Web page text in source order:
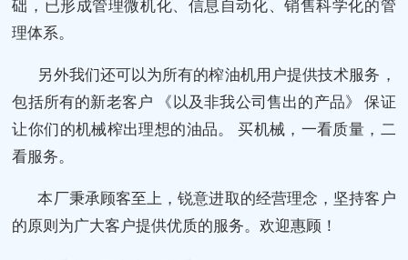
础，已形成管理微机化、信息自动化、销售科学化的管
理体系。
另外我们还可以为所有的榨油机用户提供技术服务，
包括所有的新老客户 《以及非我公司售出的产品》 保证
让你们的机械榨出理想的油品。 买机械，一看质量，二
看服务。
本厂秉承顾客至上，锐意进取的经营理念，坚持客户
的原则为广大客户提供优质的服务。欢迎惠顾！